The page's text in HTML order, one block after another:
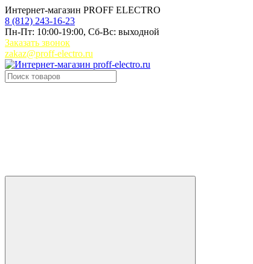
Интернет-магазин PROFF ELECTRO
8 (812) 243-16-23
Пн-Пт: 10:00-19:00, Сб-Вс: выходной
Заказать звонок
zakaz@proff-electro.ru